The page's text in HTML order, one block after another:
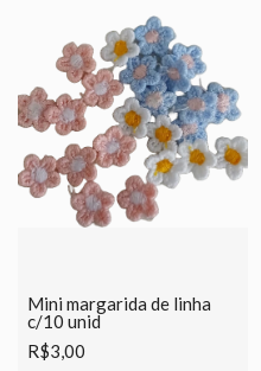
Mini margarida de linha
c/10 unid
R$3,00